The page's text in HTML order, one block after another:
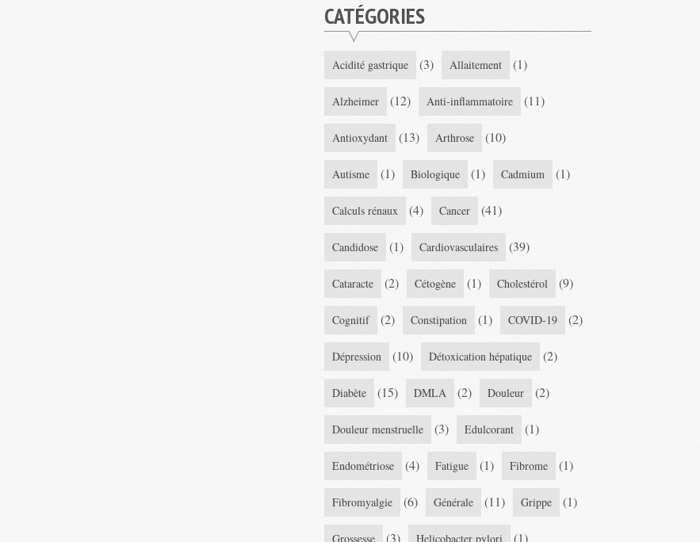
CATÉGORIES
Acidité gastrique (3) Allaitement (1)
Alzheimer (12) Anti-inflammatoire (11)
Antioxydant (13) Arthrose (10)
Autisme (1) Biologique (1) Cadmium (1)
Calculs rénaux (4) Cancer (41)
Candidose (1) Cardiovasculaires (39)
Cataracte (2) Cétogène (1) Cholestérol (9)
Cognitif (2) Constipation (1) COVID-19 (2)
Dépression (10) Détoxication hépatique (2)
Diabète (15) DMLA (2) Douleur (2)
Douleur menstruelle (3) Edulcorant (1)
Endométriose (4) Fatigue (1) Fibrome (1)
Fibromyalgie (6) Générale (11) Grippe (1)
Grossesse (3) Helicobacter pylori (1)